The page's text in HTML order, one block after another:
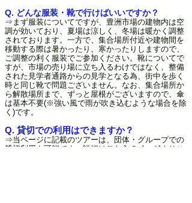
Q. どんな服装・靴で行けばいいですか？
⇒まず服装についてですが、豊洲市場の建物内は空
調が効いており、夏場は涼しく、冬場は暖かく調整
されております。一方で、集合場所付近や建物間を
移動する際は暑かったり、寒かったりしますので、
ご調整の利く服装でご参加ください。靴についてで
すが、市場の売り場に立ち入るわけではなく、整備
された見学者通路からの見学となる為、街中を歩く
時と同じ靴で問題ございません。なお、集合場所か
ら解散場所まで、ずっと屋根がございますので、傘
は基本不要(※強い風で雨が吹き込むような場合を除
く)です。
Q. 貸切での利用はできますか？
⇒当ページに記載のツアーは、団体・グループでの
貸切利用も可能です。詳細は こちらのページ よりご